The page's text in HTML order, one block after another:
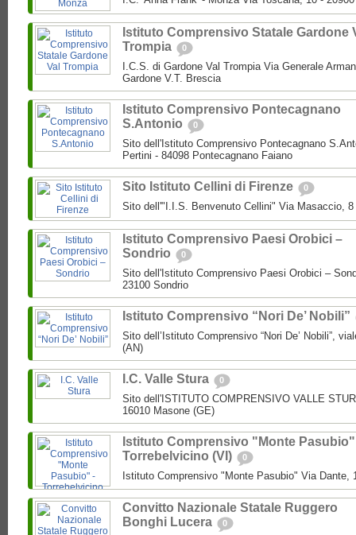
Istituto Comprensivo Statale Gardone
Trompia
0
I.C.S. di Gardone Val Trompia Via Generale
Gardone V.T. Brescia
Istituto Comprensivo Pontecagnano
S.Antonio
0
Sito dell'Istituto Comprensivo Pontecagnano
Pertini - 84098 Pontecagnano Faiano
Sito Istituto Cellini di Firenze 0
Sito dell'"I.I.S. Benvenuto Cellini" Via Masaccio, 8
Istituto Comprensivo Paesi Orobici –
Sondrio
0
Sito dell'Istituto Comprensivo Paesi Orobici –
23100 Sondrio
Istituto Comprensivo “Nori De’ Nobili”
Sito dell’Istituto Comprensivo “Nori De’ Nobili”,
(AN)
I.C. Valle Stura 0
Sito dell'ISTITUTO COMPRENSIVO VALLE
16010 Masone (GE)
Istituto Comprensivo "Monte
Torrebelvicino (VI)
0
Istituto Comprensivo "Monte Pasubio" Via Dante,
Convitto Nazionale Statale Ruggero
Bonghi Lucera
0